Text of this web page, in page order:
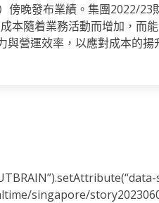
傍晚發布業績。集團2022/
本隨着業務活動而增加，而
與營運效率，以應對成本的揚
singapore/